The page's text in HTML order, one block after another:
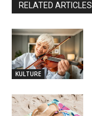
RELATED ARTICLES
KULTURE